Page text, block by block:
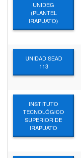
UNIDEG
(PLANTEL
IRAPUATO)
UNIDAD SEAD
113
INSTITUTO
TECNOLÓGICO
SUPERIOR DE
IRAPUATO